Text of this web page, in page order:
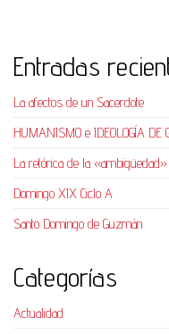
Entradas
La afectos de un Sacerdote
HUMANISMO e IDEOLOGÍA DE
La retórica de la «ambigüedad»
Domingo XIX Ciclo A
Santo Domingo de Guzmán
Categorías
Actualidad